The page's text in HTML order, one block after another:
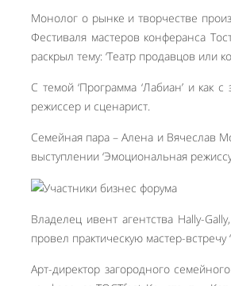
Монолог о рынке и творчестве
Фестиваля мастеров конферанса
раскрыл тему: ‘Театр продавцов или
С темой ‘Программа ‘Лабиан’ и как
режиссер и сценарист.
Семейная пара – Алена и Вячеслав
выступлении ‘Эмоциональная
Владелец ивент агентства Hally-
провел практическую мастер-
Арт-директор загородного